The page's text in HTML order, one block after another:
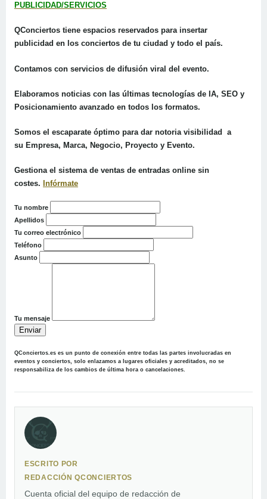
PUBLICIDAD/SERVICIOS
QConciertos tiene espacios reservados para insertar
publicidad en los conciertos de tu ciudad y todo el país.
Contamos con servicios de difusión viral del evento.
Elaboramos noticias con las últimas tecnologías de IA, SEO y
Posicionamiento avanzado en todos los formatos.
Somos el escaparate óptimo para dar notoria visibilidad a
su Empresa, Marca, Negocio, Proyecto y Evento.
Gestiona el sistema de ventas de entradas online sin
costes. Infórmate
Tu nombre
Apellidos
Tu correo electrónico
Teléfono
Asunto
Tu mensaje
Enviar
QConciertos.es es un punto de conexión entre todas las partes involucradas en
eventos y conciertos, solo enlazamos a lugares oficiales y acreditados, no se
responsabiliza de los cambios de última hora o cancelaciones.
ESCRITO POR
REDACCIÓN QCONCIERTOS
Cuenta oficial del equipo de redacción de